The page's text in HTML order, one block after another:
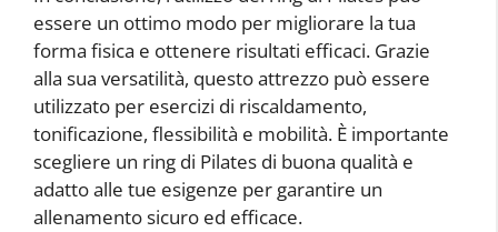
essere un ottimo modo per migliorare la tua
forma fisica e ottenere risultati efficaci. Grazie
alla sua versatilità, questo attrezzo può essere
utilizzato per esercizi di riscaldamento,
tonificazione, flessibilità e mobilità. È importante
scegliere un ring di Pilates di buona qualità e
adatto alle tue esigenze per garantire un
allenamento sicuro ed efficace.